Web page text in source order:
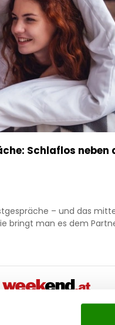
Schlaflos neben
– und das
bringt man es dem